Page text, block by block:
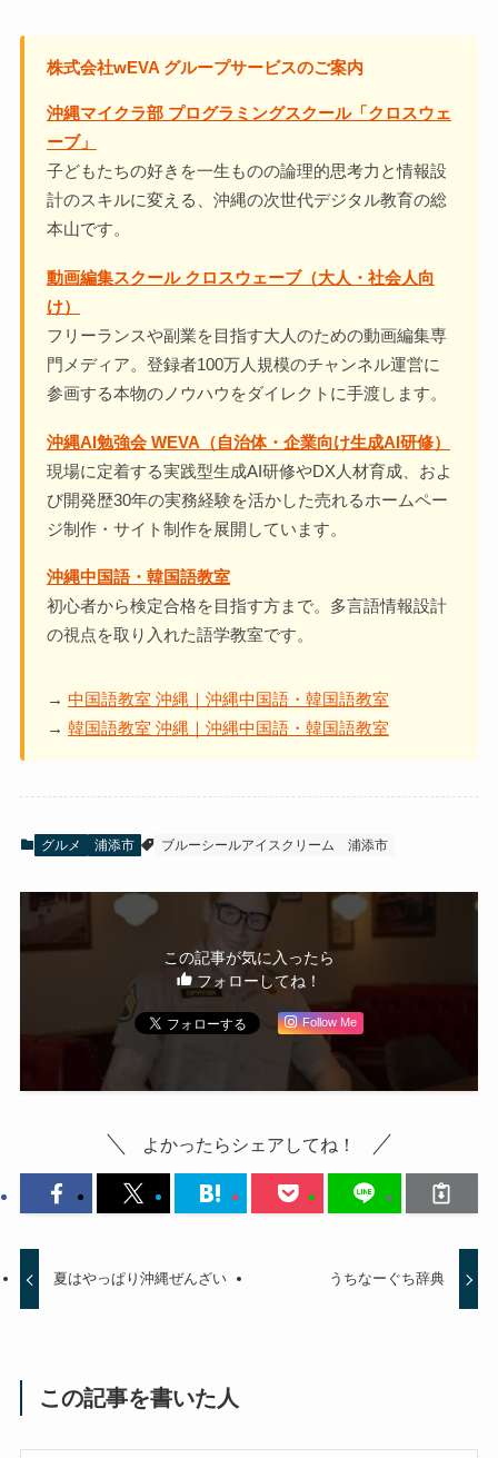
株式会社wEVA グループサービスのご案内
沖縄マイクラ部 プログラミングスクール「クロスウェ
ーブ」
子どもたちの好きを一生ものの論理的思考力と情報設
計のスキルに変える、沖縄の次世代デジタル教育の総
本山です。
動画編集スクール クロスウェーブ（大人・社会人向
け）
フリーランスや副業を目指す大人のための動画編集専
門メディア。登録者100万人規模のチャンネル運営に
参画する本物のノウハウをダイレクトに手渡します。
沖縄AI勉強会 WEVA（自治体・企業向け生成AI研修）
現場に定着する実践型生成AI研修やDX人材育成、およ
び開発歴30年の実務経験を活かした売れるホームペー
ジ制作・サイト制作を展開しています。
沖縄中国語・韓国語教室
初心者から検定合格を目指す方まで。多言語情報設計
の視点を取り入れた語学教室です。
→ 中国語教室 沖縄｜沖縄中国語・韓国語教室
→ 韓国語教室 沖縄｜沖縄中国語・韓国語教室
グルメ 浦添市 ブルーシールアイスクリーム 浦添市
この記事が気に入ったら
フォローしてね！
Follow Me
よかったらシェアしてね！
夏はやっぱり沖縄ぜんざい うちなーぐち辞典
この記事を書いた人